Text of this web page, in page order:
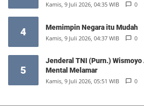
Kamis, 9 Juli 2026, 04:35 WIB 0
4 Memimpin Negara itu Mudah
Kamis, 9 Juli 2026, 04:37 WIB 0
5
Jenderal TNI (Purn.)
Mental Melamar
Kamis, 9 Juli 2026, 05:51 WIB 0